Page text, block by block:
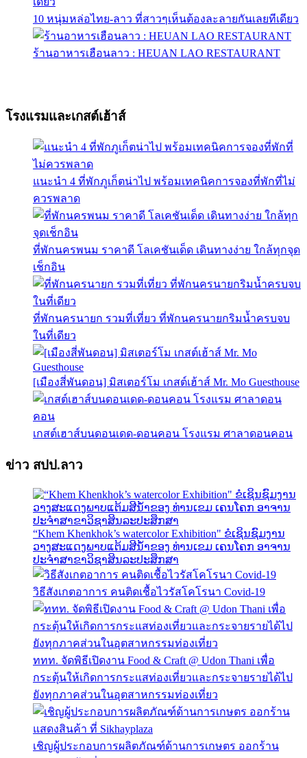
10 หนุ่มหล่อไทย-ลาว ที่สาวๆเห็นต้องละลายกันเลยทีเดียว
ร้านอาหารเฮือนลาว : HEUAN LAO RESTAURANT
โรงแรมและเกสต์เฮ้าส์
แนะนำ 4 ที่พักภูเก็ตน่าไป พร้อมเทคนิคการจองที่พักที่ไม่
ควรพลาด
ที่พักนครพนม ราคาดี โลเคชันเด็ด เดินทางง่าย ใกล้ทุกจุด
เช็กอิน
ที่พักนครนายก รวมที่เที่ยว ที่พักนครนายกริมน้ำครบจบ
ในที่เดียว
[เมืองสี่พันดอน] มิสเตอร์โม เกสต์เฮ้าส์ Mr. Mo Guesthouse
เกสต์เฮาส์บนดอนเดด-ดอนคอน โรงแรม ศาลาดอนคอน
ข่าว สปป.ลาว
“Khem Khenkhok’s watercolor Exhibition" ຂໍເຊິນຊົມງານ
ວາງສະແດງພາບແຕ້ມສີນໍ້າຂອງ ທ່ານເຂມ ເຄນໂຄກ ອາຈານ
ປະຈຳສາຂາວິຊາສິນລະປະສຶກສາ
วิธีสังเกตอาการ คนติดเชื้อไวรัสโคโรนา Covid-19
ททท. จัดพิธีเปิดงาน Food & Craft @ Udon Thani เพื่อ
กระตุ้นให้เกิดการกระแสท่องเที่ยวและกระจายรายได้ไป
ยังทุกภาคส่วนในอุตสาหกรรมท่องเที่ยว
เชิญผู้ประกอบการผลิตภัณฑ์ด้านการเกษตร ออกร้าน